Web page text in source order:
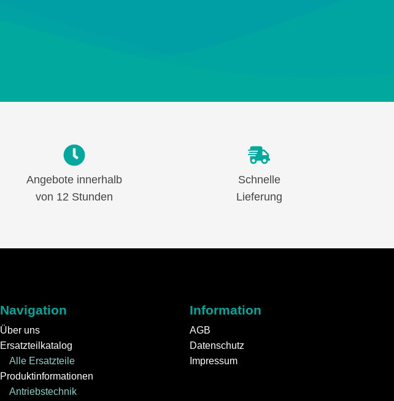
Angebote innerhalb
von 12 Stunden
Schnelle
Lieferung
Navigation
Über uns
Ersatzteilkatalog
Alle Ersatzteile
Produktinformationen
Antriebstechnik
Information
AGB
Datenschutz
Impressum